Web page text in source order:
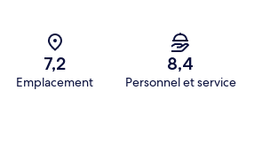
7,2
Emplacement
8,4
Personnel et service